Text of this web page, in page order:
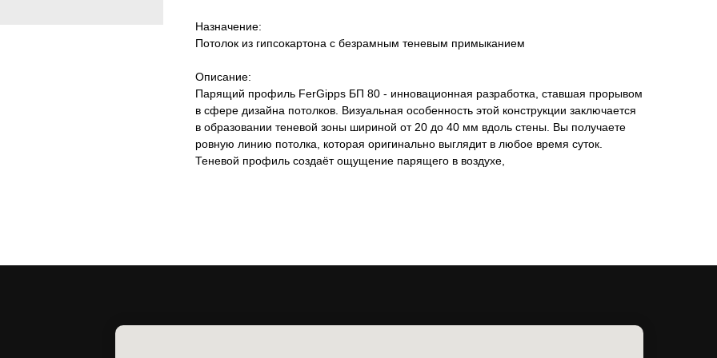
Назначение:
Потолок из гипсокартона с безрамным теневым примыканием
Описание:
Парящий профиль FerGipps БП 80 - инновационная разработка, ставшая прорывом
в сфере дизайна потолков. Визуальная особенность этой конструкции заключается
в образовании теневой зоны шириной от 20 до 40 мм вдоль стены. Вы получаете
ровную линию потолка, которая оригинально выглядит в любое время суток.
Теневой профиль создаёт ощущение парящего в воздухе,